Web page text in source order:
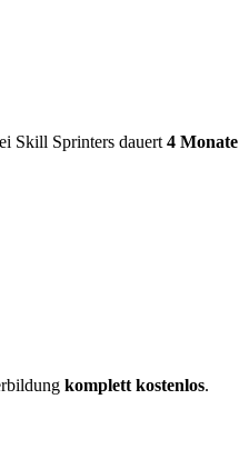
Skill Sprinters dauert 4 Monate
komplett kostenlos.